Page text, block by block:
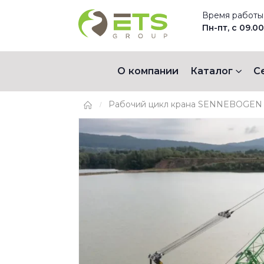
Время
Пн-пт, с
О компании Каталог
Рабочий цикл крана SENNEBOGEN